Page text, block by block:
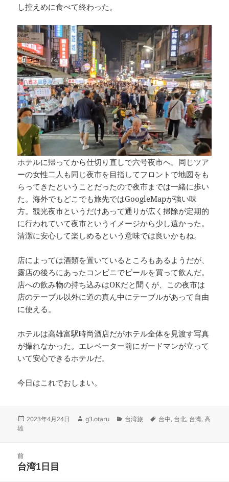
し控えめに食べて終わった。
ホテルに帰ってから仕切り直しで六号夜市へ。同じツア
ーの女性二人も同じ夜市を目指してフロントで地図をも
らってきたということだったので夜市までは一緒に歩い
た。海外でもどこでも旅先ではGoogleMapが強い味
方。観光夜市というだけあって通りが広く掃除が定期的
に行われていて夜市というイメージから少し遠かった。
清潔に安心して楽しめるという意味では良いかもね。
店によっては酒類を置いているところもあるようだが、
露店の後ろにあったコンビニでビールを買って飲んだ。
店への飲み物の持ち込みはOKだと聞くが、この夜市は
店のテーブル以外に道の真ん中にテーブルがあって自由
に使える。
ホテルは高雄富駅時尚酒店だがホテル全体を見渡す写真
が撮れなかった。エレベーター前にガードマンが立って
いて安心できるホテルだ。
今日はこれでおしまい。
投
2023年4月24日
作
g3.otaru
カ
台湾旅
タ
台中, 台北, 台湾,高
雄
前
前
台湾1日目